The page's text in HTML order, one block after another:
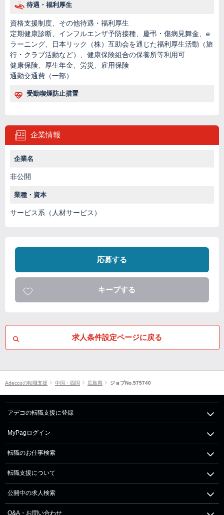
待遇・福利厚生
資格支援制度、その他待遇・福利厚生
定期健康診断、インフルエンザ予防接種、慶弔・傷病見舞金、e
ラーニング、日本リック（株）互助会を通じた福利厚生活動（旅
行・クラブ活動など）、健康保険組合の保養所等利用可
健康保険、厚生年金、労災、雇用保険
通勤交通費（一部）
受動喫煙防止措置
企業情報
企業名
非公開
業種・資本
サービス系（人材サービス）
応募する
キープする
求人条件設定ページに戻る
Adeccoの転職支援 中国・四国 広島県 ジョブNo.575740
アデコの転職支援に登録
MyPagログイン
転職のお仕事検索
転職支援について
公開中の求人検索
Q&A・お問い合わせ